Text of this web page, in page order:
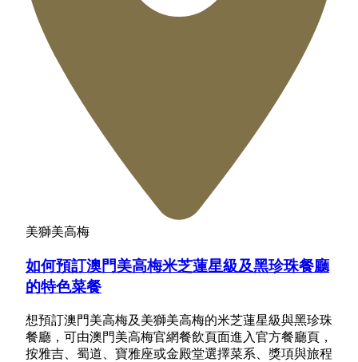
美獅美高梅
如何預訂澳門美高梅米芝蓮星級及黑珍珠餐廳
的特色菜餐
想預訂澳門美高梅及美獅美高梅的米芝蓮星級與黑珍珠
餐廳，可由澳門美高梅官網餐飲頁面進入官方餐廳頁，
按雅吉、蜀道、寶雅座或金殿堂選擇菜系、獎項與旅程